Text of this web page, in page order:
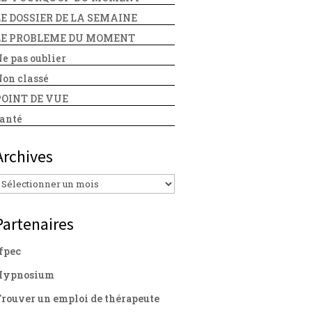
DOSSIER DE LA SEMAINE
PROBLEME DU MOMENT
pas oublier
classé
DE VUE
un emploi de thérapeute